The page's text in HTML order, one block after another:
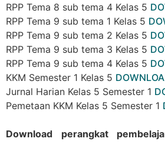
RPP Tema 8 sub tema 4 Kelas 5
RPP Tema 9 sub tema 1 Kelas 5
RPP Tema 9 sub tema 2 Kelas 5
RPP Tema 9 sub tema 3 Kelas 5
RPP Tema 9 sub tema 4 Kelas 5
KKM Semester 1 Kelas 5
Jurnal Harian Kelas 5 Semester 1
Pemetaan KKM Kelas 5 Semester 1
Download perangkat